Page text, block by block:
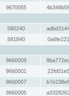
9670055
580240
581840
9660009
9660001
9660007
9660005